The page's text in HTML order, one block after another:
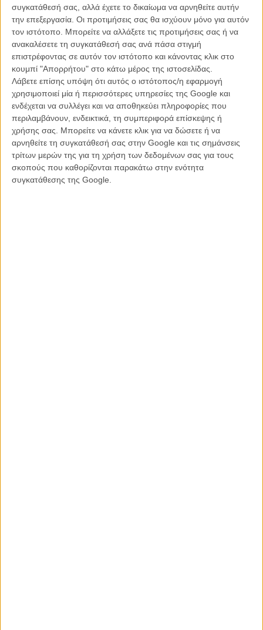
συγκατάθεσή σας, αλλά έχετε το δικαίωμα να αρνηθείτε αυτήν
την επεξεργασία. Οι προτιμήσεις σας θα ισχύουν μόνο για αυτόν
τον ιστότοπο. Μπορείτε να αλλάξετε τις προτιμήσεις σας ή να
ανακαλέσετε τη συγκατάθεσή σας ανά πάσα στιγμή
επιστρέφοντας σε αυτόν τον ιστότοπο και κάνοντας κλικ στο
κουμπί "Απορρήτου" στο κάτω μέρος της ιστοσελίδας.
Λάβετε επίσης υπόψη ότι αυτός ο ιστότοπος/η εφαρμογή
χρησιμοποιεί μία ή περισσότερες υπηρεσίες της Google και
ενδέχεται να συλλέγει και να αποθηκεύει πληροφορίες που
περιλαμβάνουν, ενδεικτικά, τη συμπεριφορά επίσκεψης ή
χρήσης σας. Μπορείτε να κάνετε κλικ για να δώσετε ή να
αρνηθείτε τη συγκατάθεσή σας στην Google και τις σημάνσεις
τρίτων μερών της για τη χρήση των δεδομένων σας για τους
σκοπούς που καθορίζονται παρακάτω στην ενότητα
συγκατάθεσης της Google.